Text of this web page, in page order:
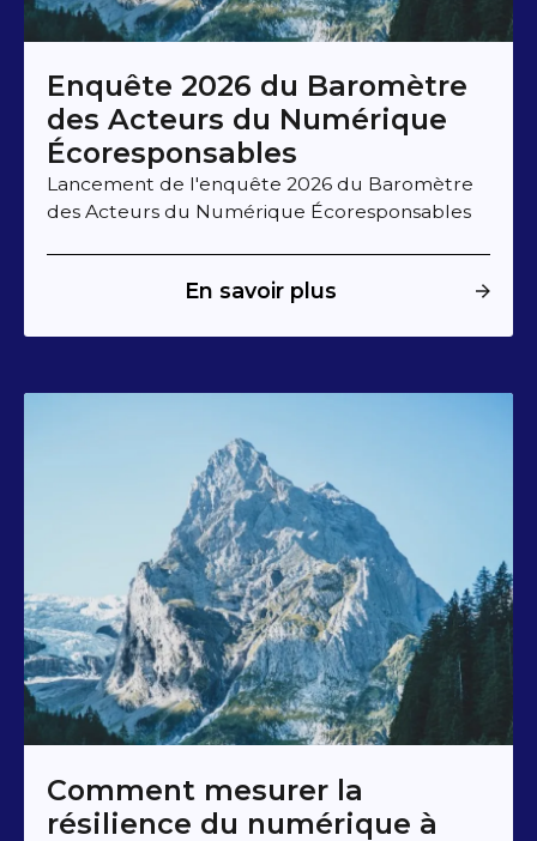
Enquête 2026 du Baromètre
des Acteurs du Numérique
Écoresponsables
Lancement de l'enquête 2026 du Baromètre
des Acteurs du Numérique Écoresponsables
En savoir plus
Comment mesurer la
résilience du numérique à